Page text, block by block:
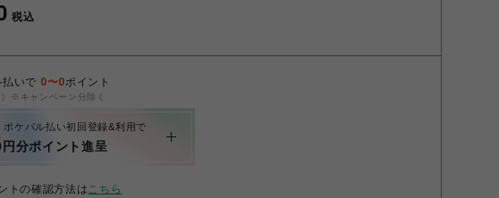
税込
いで 0〜0ポイント
）※キャンペーン分除く
ポケパル払い初回登録&利用で
分ポイント進呈
トの確認方法はこちら